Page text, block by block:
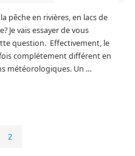
pêche en rivières, en lacs de
Je vais essayer de vous
question. Effectivement, le
complétement différent en
météorologiques. Un …
2